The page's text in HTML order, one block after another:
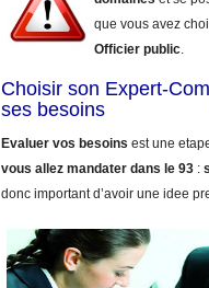
que vous avez
Officier public.
Choisir son Expert-
ses besoins
Evaluer vos besoins est une
vous allez mandater dans le 93 :
donc important d’avoir une idee